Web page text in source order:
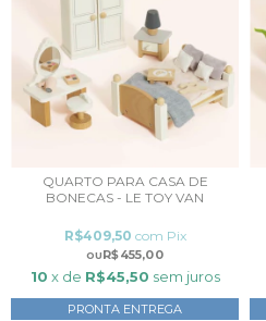
QUARTO PARA CASA DE
BONECAS - LE TOY VAN
R$455,00
R$409,50 com Pix
10 x de R$45,50 sem juros
PRONTA ENTREGA